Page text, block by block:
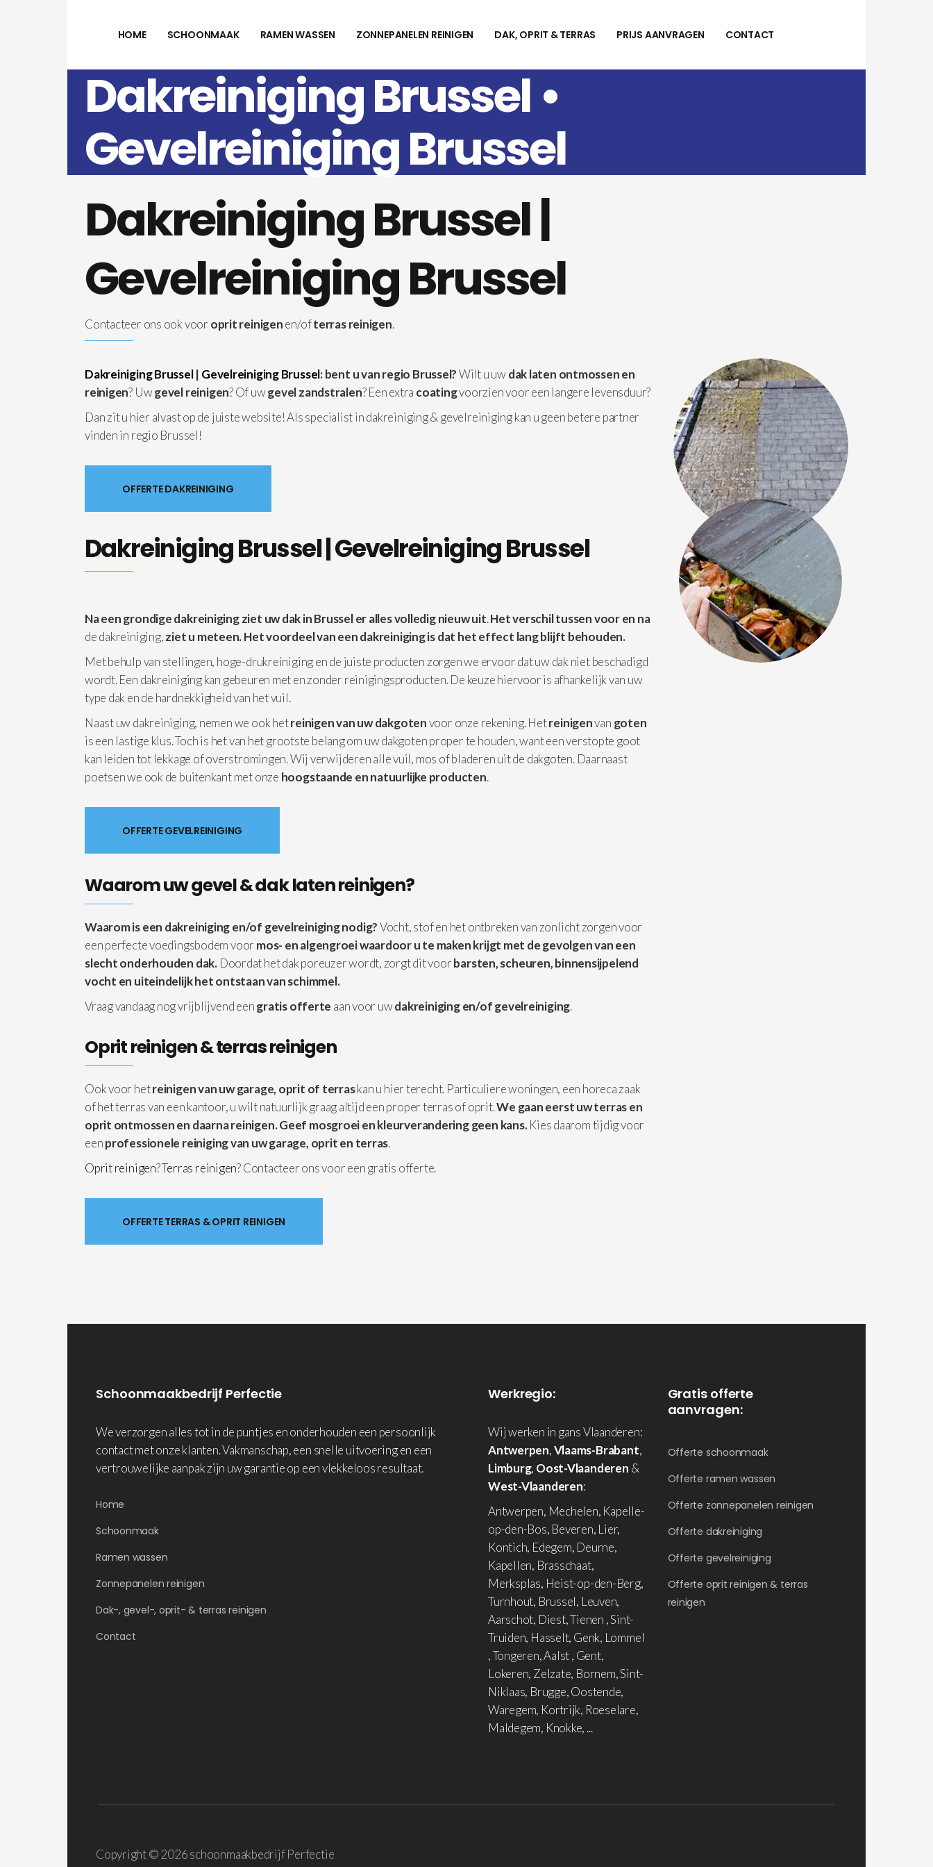
HOME SCHOONMAAK RAMEN WASSEN ZONNEPANELEN REINIGEN DAK, OPRIT & TERRAS PRIJS AANVRAGEN CONTACT
Dakreiniging Brussel •
Gevelreiniging Brussel
Dakreiniging Brussel |
Gevelreiniging Brussel
Contacteer ons ook voor oprit reinigenen/ofterras reinigen.
Dakreiniging Brussel| Gevelreiniging Brussel: bent u van regio Brussel?Wilt u uwdak laten ontmossen en
reinigen? Uwgevel reinigen? Of uwgevel zandstralen? Een extra coatingvoorzien voor een langere levensduur?
Dan zit u hier alvast op de juiste website! Als specialist in dakreiniging & gevelreiniging kan u geen betere partner
vinden in regio Brussel!
OFFERTE DAKREINIGING
Dakreiniging Brussel | Gevelreiniging Brussel
Na een grondige dakreiniging ziet uw dak in Brussel er alles volledig nieuw uit.Het verschiltussen voor en na
de dakreiniging,ziet u meteen. Het voordeel van een dakreiniging is dat het effect lang blijft behouden.
Met behulp van stellingen, hoge-drukreiniging en de juiste producten zorgen we ervoor dat uw dak niet beschadigd
wordt. Een dakreiniging kan gebeuren met en zonder reinigingsproducten. De keuze hiervoor is afhankelijk van uw
type dak en de hardnekkigheid van het vuil.
Naast uw dakreiniging, nemen we ook hetreinigen van uw dakgotenvoor onze rekening. Hetreinigenvan goten
is een lastige klus. Toch is het van het grootste belang om uw dakgoten proper te houden, want een verstopte goot
kan leiden tot lekkage of overstromingen. Wij verwijderen alle vuil, mos of bladeren uit de dakgoten. Daarnaast
poetsen we ook de buitenkant met onze hoogstaande en natuurlijke producten.
OFFERTE GEVELREINIGING
Waarom uw gevel & dak laten reinigen?
Waarom is een dakreiniging en/of gevelreiniging nodig?Vocht, stof en het ontbreken van zonlicht zorgen voor
een perfecte voedingsbodem voor mos- en algengroei waardoor u te maken krijgt met de gevolgen van een
slecht onderhouden dak.Doordat het dak poreuzer wordt, zorgt dit voorbarsten, scheuren, binnensijpelend
vocht en uiteindelijk het ontstaan van schimmel.
Vraag vandaag nog vrijblijvend eengratis offerte aan voor uwdakreiniging en/of gevelreiniging.
Oprit reinigen & terras reinigen
Ook voor hetreinigen van uw garage, oprit of terraskan u hier terecht. Particuliere woningen, een horeca zaak
of het terras van een kantoor, u wilt natuurlijk graag altijd een proper terras of oprit.We gaan eerst uw terras en
oprit ontmossen en daarna reinigen.Geef mosgroei en kleurverandering geen kans.Kies daarom tijdig voor
eenprofessionele reiniging van uw garage, oprit en terras.
Oprit reinigen?Terras reinigen? Contacteer ons voor een gratis offerte.
OFFERTE TERRAS & OPRIT REINIGEN
Schoonmaakbedrijf Perfectie
We verzorgen alles tot in de puntjes en onderhouden een persoonlijk
contact met onze klanten. Vakmanschap, een snelle uitvoering en een
vertrouwelijke aanpak zijn uw garantie op een vlekkeloos resultaat.
Home
Schoonmaak
Ramen wassen
Zonnepanelen reinigen
Dak-, gevel-, oprit- & terras reinigen
Contact
Werkregio:
Wij werken in gans Vlaanderen:
Antwerpen,Vlaams-Brabant,
Limburg, Oost-Vlaanderen &
West-Vlaanderen:
Antwerpen, Mechelen, Kapelle-
op-den-Bos, Beveren, Lier,
Kontich, Edegem, Deurne,
Kapellen, Brasschaat,
Merksplas, Heist-op-den-Berg,
Turnhout, Brussel, Leuven,
Aarschot, Diest, Tienen , Sint-
Truiden, Hasselt, Genk, Lommel
, Tongeren, Aalst , Gent,
Lokeren, Zelzate, Bornem, Sint-
Niklaas, Brugge, Oostende,
Waregem, Kortrijk, Roeselare,
Maldegem, Knokke, ...
Gratis offerte
aanvragen:
Offerte schoonmaak
Offerte ramen wassen
Offerte zonnepanelen reinigen
Offerte dakreiniging
Offerte gevelreiniging
Offerte oprit reinigen & terras
reinigen
Copyright © 2026 schoonmaakbedrijf Perfectie